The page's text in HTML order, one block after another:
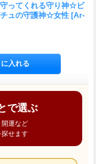
ってくれる守り神☆ビ
ュの守護神☆女性 [Ar-
で選ぶ
運など
せます